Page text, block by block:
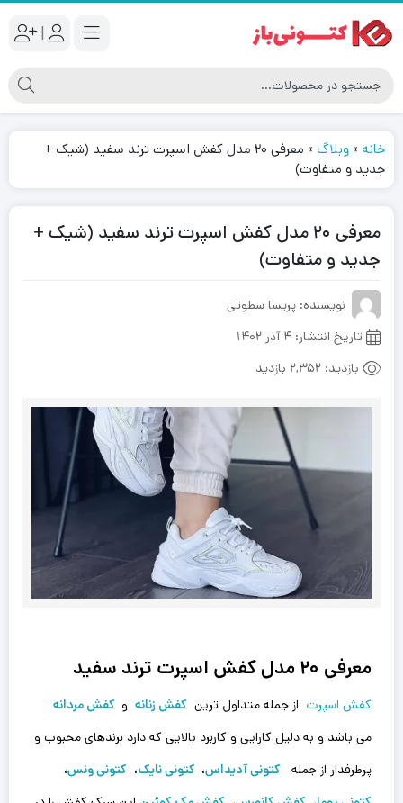
|
خانه »وبلاگ »
معرفی ۲۰ مدل کفش اسپرت ترند سفید (شیک +
جدید و متفاوت)
معرفی ۲۰ مدل کفش اسپرت ترند سفید (شیک +
جدید و متفاوت)
نویسنده: پریسا سطوتی
تاریخ انتشار: ۴ آذر ۱۴۰۲
بازدید: 2,352 بازدید
معرفی ۲۰ مدل کفش اسپرت ترند سفید
کفش اسپرت از جمله متداول ترین کفش زنانه و کفش مردانه
می باشد و به دلیل کارایی و کاربرد بالایی که دارد برندهای محبوب و
پرطرفدار از جمله کتونی آدیداس، کتونی نایک، کتونی ونس،